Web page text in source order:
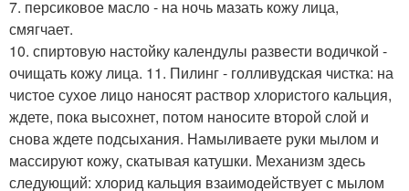
7. персиковое масло - на ночь мазать кожу лица,
смягчает.
10. спиртовую настойку календулы развести водичкой -
очищать кожу лица. 11. Пилинг - голливудская чистка: на
чистое сухое лицо наносят раствор хлористого кальция,
ждете, пока высохнет, потом наносите второй слой и
снова ждете подсыхания. Намыливаете руки мылом и
массируют кожу, скатывая катушки. Механизм здесь
следующий: хлорид кальция взаимодействует с мылом